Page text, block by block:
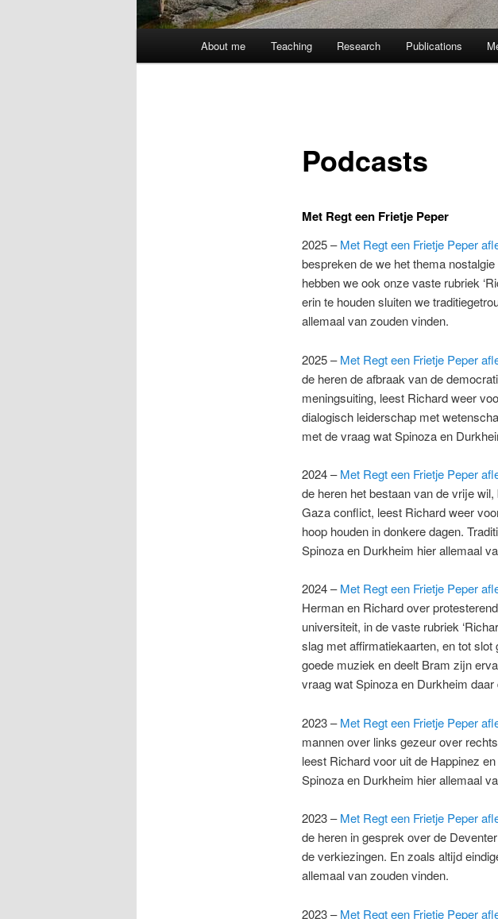
About me Teaching Research Publications
Podcasts
Met Regt een Frietje Peper
2025 –Met Regt een Frietje Peper
bespreken de we het thema
hebben we ook onze vaste rubriek
erin te houden sluiten we
allemaal van zouden vinden.
2025 –Met Regt een Frietje Peper
de heren de afbraak van de
meningsuiting, leest Richard weer
dialogisch leiderschap met
met de vraag wat Spinoza en
2024 –Met Regt een Frietje Peper
de heren het bestaan van de vrije
Gaza conflict, leest Richard weer
hoop houden in donkere dagen.
Spinoza en Durkheim hier allemaal
2024 –Met Regt een Frietje Peper
Herman en Richard over
universiteit, in de vaste rubriek
slag met affirmatiekaarten, en tot
goede muziek en deelt Bram zijn
vraag wat Spinoza en Durkheim
2023 –Met Regt een Frietje Peper
mannen over links gezeur over
leest Richard voor uit de Happinez
Spinoza en Durkheim hier allemaal
2023 –Met Regt een Frietje Peper
de heren in gesprek over de
de verkiezingen. En zoals altijd
allemaal van zouden vinden.
2023 –Met Regt een Frietje Peper